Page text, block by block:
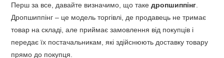
Перш за все, давайте визначимо, що такедропшиппінг
Дропшиппінг – це модель торгівлі, де продавець не тримає
товар на складі, але приймає замовлення від покупців і
передає їх постачальникам, які здійснюють доставку товару
прямо до покупця.